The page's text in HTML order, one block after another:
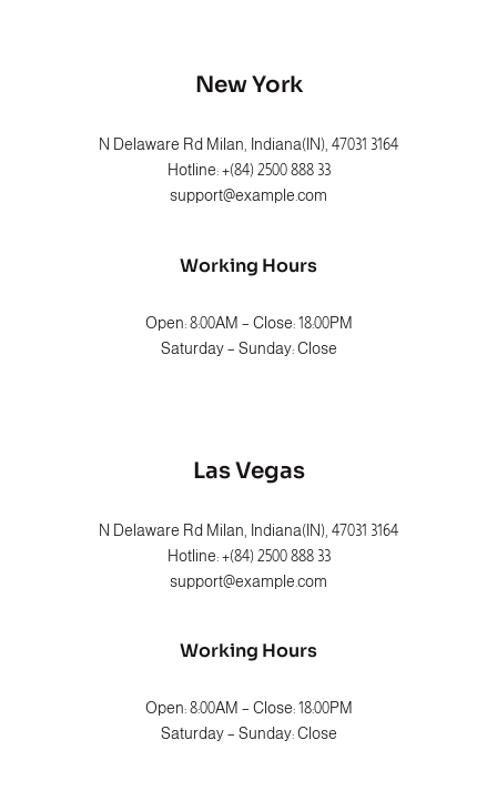
New York
3164 N Delaware Rd Milan, Indiana(IN), 47031
Hotline: +(84) 2500 888 33
support@example.com
Working Hours
Open: 8:00AM – Close: 18:00PM
Saturday – Sunday: Close
Las Vegas
3164 N Delaware Rd Milan, Indiana(IN), 47031
Hotline: +(84) 2500 888 33
support@example.com
Working Hours
Open: 8:00AM – Close: 18:00PM
Saturday – Sunday: Close